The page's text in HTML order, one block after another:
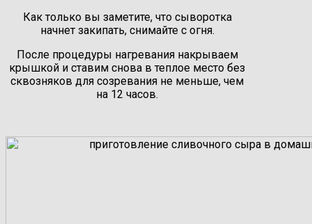
Как только вы заметите, что сыворотка
начнет закипать, снимайте с огня.
После процедуры нагревания накрываем
крышкой и ставим снова в теплое место без
сквозняков для созревания не меньше, чем
на 12 часов.